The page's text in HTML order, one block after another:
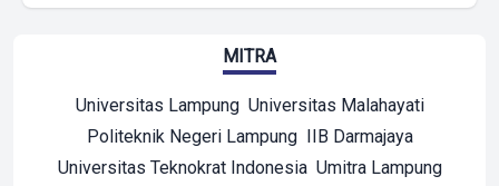
MITRA
Universitas Lampung Universitas Malahayati
Politeknik Negeri Lampung IIB Darmajaya
Universitas Teknokrat Indonesia Umitra Lampung